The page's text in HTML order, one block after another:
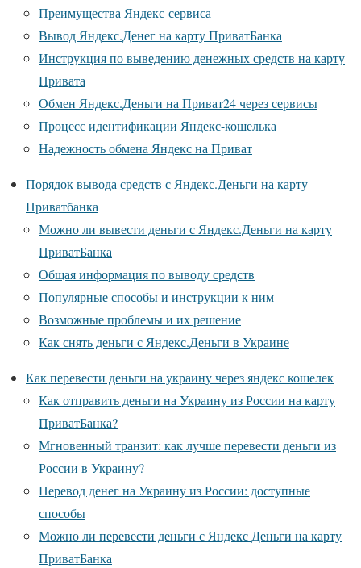
Преимущества Яндекс-сервиса
Вывод Яндекс.Денег на карту ПриватБанка
Инструкция по выведению денежных средств на карту
Привата
Обмен Яндекс.Деньги на Приват24 через сервисы
Процесс идентификации Яндекс-кошелька
Надежность обмена Яндекс на Приват
Порядок вывода средств с Яндекс.Деньги на карту
Приватбанка
Можно ли вывести деньги с Яндекс.Деньги на карту
ПриватБанка
Общая информация по выводу средств
Популярные способы и инструкции к ним
Возможные проблемы и их решение
Как снять деньги с Яндекс.Деньги в Украине
Как перевести деньги на украину через яндекс кошелек
Как отправить деньги на Украину из России на карту
ПриватБанка?
Мгновенный транзит: как лучше перевести деньги из
России в Украину?
Перевод денег на Украину из России: доступные
способы
Можно ли перевести деньги с Яндекс Деньги на карту
ПриватБанка